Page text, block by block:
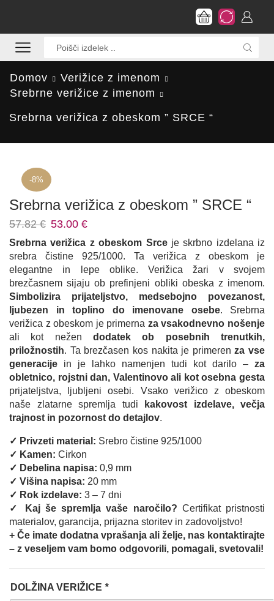
Domov
Verižice z imenom
Srebrne verižice z imenom
Srebrna verižica z obeskom ” SRCE “
-8%
Srebrna verižica z obeskom ” SRCE “
57.82€ Izvirna
cena
je
bila:
57.82 €.
53.00 €Trenutna
cena
je:
53.00 €.
Srebrna verižica z obeskom Srceje skrbno izdelana iz
srebra čistine 925/1000. Ta verižica z obeskom je
elegantne in lepe oblike. Verižica žari v svojem
brezčasnem sijaju ob prefinjeni obliki obeska z imenom.
Simbolizira prijateljstvo, medsebojno povezanost,
ljubezen in toplino do imenovane osebe. Srebrna
verižica z obeskom je primerna za vsakodnevno nošenje
ali kot nežen dodatek ob posebnih trenutkih,
priložnostih. Ta brezčasen kos nakita je primerenza vse
generacije in je lahko namenjen tudi kot darilo – za
obletnico, rojstni dan, Valentinovo ali kot osebna gesta
prijateljstva, ljubljeni osebi. Vsako verižico z obeskom
naše zlatarne spremlja tudi
kakovost izdelave, večja
trajnost in pozornost do detajlov.
✓ Privzeti material: Srebro čistine 925/1000
✓ Kamen: Cirkon
✓ Debelina napisa: 0,9 mm
✓ Višina napisa: 20 mm
✓ Rok izdelave: 3 – 7 dni
✓ Kaj še spremlja vaše naročilo? Certifikat pristnosti
materialov, garancija, prijazna storitev in zadovoljstvo!
+ Če imate dodatna vprašanja ali želje, nas kontaktirajte
– z veseljem vam bomo odgovorili, pomagali, svetovali!
DOLŽINA VERIŽICE *